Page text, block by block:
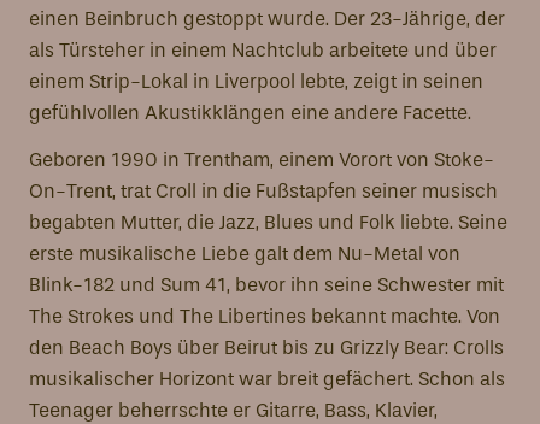
einen Beinbruch gestoppt wurde. Der 23-Jährige, der
als Türsteher in einem Nachtclub arbeitete und über
einem Strip-Lokal in Liverpool lebte, zeigt in seinen
gefühlvollen Akustikklängen eine andere Facette.
Geboren 1990 in Trentham, einem Vorort von Stoke-
On-Trent, trat Croll in die Fußstapfen seiner musisch
begabten Mutter, die Jazz, Blues und Folk liebte. Seine
erste musikalische Liebe galt dem Nu-Metal von
Blink-182 und Sum 41, bevor ihn seine Schwester mit
The Strokes und The Libertines bekannt machte. Von
den Beach Boys über Beirut bis zu Grizzly Bear: Crolls
musikalischer Horizont war breit gefächert. Schon als
Teenager beherrschte er Gitarre, Bass, Klavier,